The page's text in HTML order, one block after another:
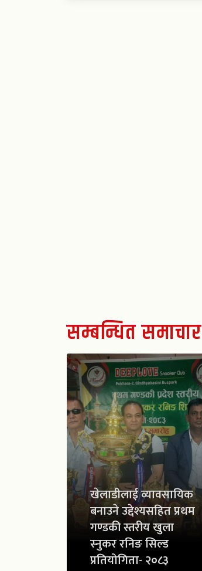
सम्बन्धित समाचार
खेलाडीलाई व्यावसायिक
बनाउने उद्देश्यसहित प्रथम
गण्डकी स्तरीय खुला
स्नुकर रनिङ सिल्ड
प्रतियोगिता- २०८३